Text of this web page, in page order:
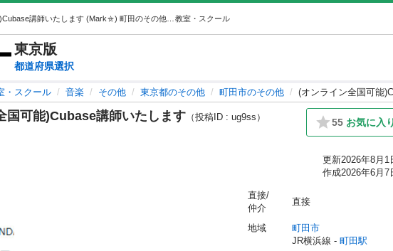
教室・スクール
東京版
都道府県選択
・スクール 音楽 その他 東京都のその他 町田市のその他 (オンライン全国可能
国可能)Cubase講師いたします （投稿ID : ug9ss） 55 お気に入
更新2026年8月1
作成2026年6月7
直接/
仲介
直接
地域
町田市
JR横浜線 - 町田駅